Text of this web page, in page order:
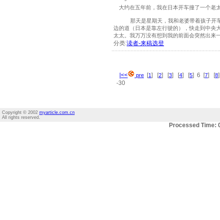
大约在五年前，我在日本开车撞了一个老
那天是星期天，我和老婆带着孩子开车
边的道（日本是靠左行驶的），快走到中央
太太。我万万没有想到我的前面会突然出来
分类:读者-来稿选登
|<< pre [1] [2] [3] [4] [5] 6 [7] [8
-30
Copyright © 2002 myarticle.com.cn
All rights reserved.
Processed Time: